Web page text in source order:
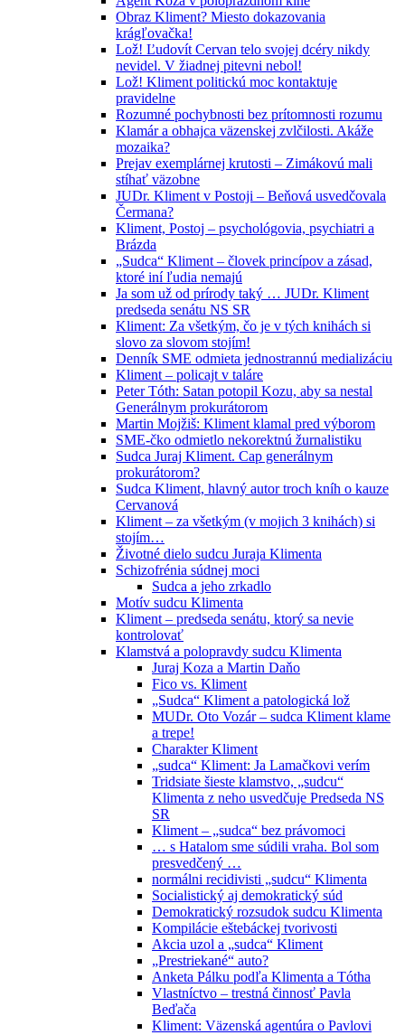
Obraz Kliment? Miesto dokazovania
krágľovačka!
Lož! Ľudovít Cervan telo svojej dcéry nikdy
nevidel. V žiadnej pitevni nebol!
Lož! Kliment politickú moc kontaktuje
pravidelne
Rozumné pochybnosti bez prítomnosti rozumu
Klamár a obhajca väzenskej zvlčilosti. Akáže
mozaika?
Prejav exemplárnej krutosti – Zimákovú mali
stíhať väzobne
JUDr. Kliment v Postoji – Beňová usvedčovala
Čermana?
Kliment, Postoj – psychológovia, psychiatri a
Brázda
„Sudca“ Kliment – človek princípov a zásad,
ktoré iní ľudia nemajú
Ja som už od prírody taký … JUDr. Kliment
predseda senátu NS SR
Kliment: Za všetkým, čo je v tých knihách si
slovo za slovom stojím!
Denník SME odmieta jednostrannú medializáciu
Kliment – policajt v taláre
Peter Tóth: Satan potopil Kozu, aby sa nestal
Generálnym prokurátorom
Martin Mojžiš: Kliment klamal pred výborom
SME-čko odmietlo nekorektnú žurnalistiku
Sudca Juraj Kliment. Cap generálnym
prokurátorom?
Sudca Kliment, hlavný autor troch kníh o kauze
Cervanová
Kliment – za všetkým (v mojich 3 knihách) si
stojím…
Životné dielo sudcu Juraja Klimenta
Schizofrénia súdnej moci
Sudca a jeho zrkadlo
Motív sudcu Klimenta
Kliment – predseda senátu, ktorý sa nevie
kontrolovať
Klamstvá a polopravdy sudcu Klimenta
Juraj Koza a Martin Daňo
Fico vs. Kliment
„Sudca“ Kliment a patologická lož
MUDr. Oto Vozár – sudca Kliment klame
a trepe!
Charakter Kliment
„sudca“ Kliment: Ja Lamačkovi verím
Tridsiate šieste klamstvo, „sudcu“
Klimenta z neho usvedčuje Predseda NS
SR
Kliment – „sudca“ bez právomoci
… s Hatalom sme súdili vraha. Bol som
presvedčený …
normálni recidivisti „sudcu“ Klimenta
Socialistický aj demokratický súd
Demokratický rozsudok sudcu Klimenta
Kompilácie eštebáckej tvorivosti
Akcia uzol a „sudca“ Kliment
„Prestriekané“ auto?
Anketa Pálku podľa Klimenta a Tótha
Vlastníctvo – trestná činnosť Pavla
Beďača
Kliment: Väzenská agentúra o Pavlovi